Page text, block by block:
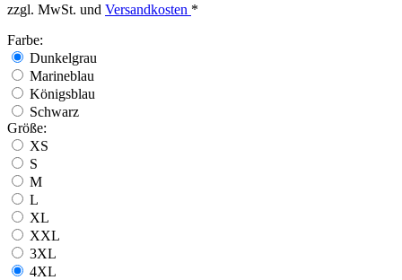
zzgl. MwSt. und Versandkosten *
Farbe:
Dunkelgrau
Marineblau
Königsblau
Schwarz
Größe:
XS
S
M
L
XL
XXL
3XL
4XL